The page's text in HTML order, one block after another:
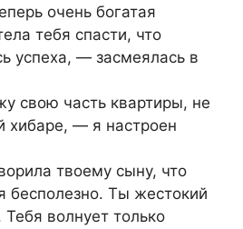
очень богатая
тебя спасти, что
успеха, — засмеялась в
свою часть квартиры, не
хибаре, — я настроен
твоему сыну, что
бесполезно. Ты жестокий
волнует только